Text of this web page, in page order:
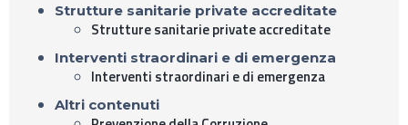
Strutture sanitarie private accreditate
Strutture sanitarie private accreditate
Interventi straordinari e di emergenza
Interventi straordinari e di emergenza
Altri contenuti